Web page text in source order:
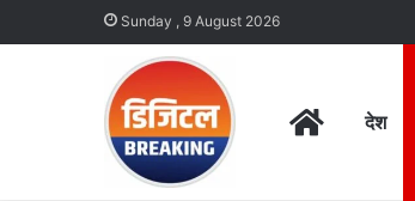
Sunday , 9 August 2026
Homeदेश